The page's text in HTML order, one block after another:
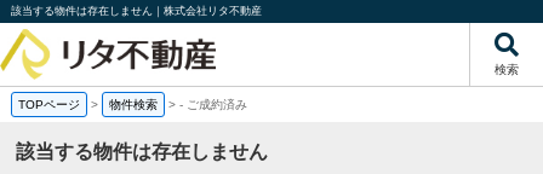
該当する物件は存在しません｜株式会社リタ不動産
検索
TOPページ > 物件検索 >- ご成約済み
該当する物件は存在しません